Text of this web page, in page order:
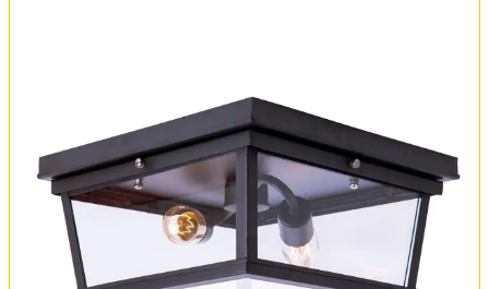
Оплата и доставка
Обмен и возврат
Установка